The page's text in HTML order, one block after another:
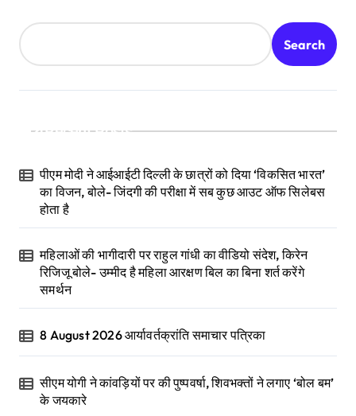
Search
Recent Posts
पीएम मोदी ने आईआईटी दिल्ली के छात्रों को दिया ‘विकसित भारत’
का विजन, बोले- जिंदगी की परीक्षा में सब कुछ आउट ऑफ सिलेबस
होता है
महिलाओं की भागीदारी पर राहुल गांधी का वीडियो संदेश, किरेन
रिजिजू बोले- उम्मीद है महिला आरक्षण बिल का बिना शर्त करेंगे
समर्थन
8 August 2026 आर्यावर्तक्रांति समाचार पत्रिका
सीएम योगी ने कांवड़ियों पर की पुष्पवर्षा, शिवभक्तों ने लगाए ‘बोल बम’
के जयकारे